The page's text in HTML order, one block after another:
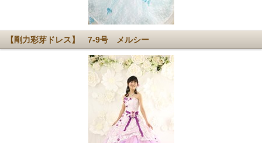
【剛力彩芽ドレス】 7-9号 メルシー